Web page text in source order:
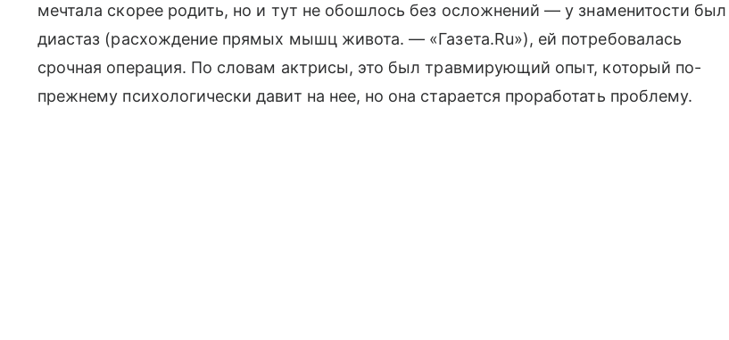
мечтала скорее родить, но и тут не обошлось без осложнений — у знаменитости был
диастаз (расхождение прямых мышц живота. — «Газета.Ru»), ей потребовалась
срочная операция. По словам актрисы, это был травмирующий опыт, который по-
прежнему психологически давит на нее, но она старается проработать проблему.